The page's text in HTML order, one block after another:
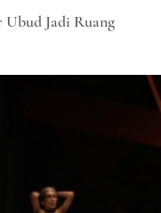
Jadi Ruang